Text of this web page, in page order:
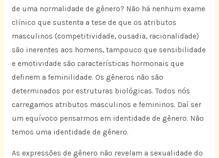
de uma normalidade de gênero? Não há nenhum exame
clínico que sustenta a tese de que os atributos
masculinos (competitividade, ousadia, racionalidade)
são inerentes aos homens, tampouco que sensibilidade
e emotividade são características hormonais que
definem a feminilidade. Os gêneros não são
determinados por estruturas biológicas. Todos nós
carregamos atributos masculinos e femininos. Daí ser
um equívoco pensarmos em identidade de gênero. Não
temos uma identidade de gênero.
As expressões de gênero não revelam a sexualidade do